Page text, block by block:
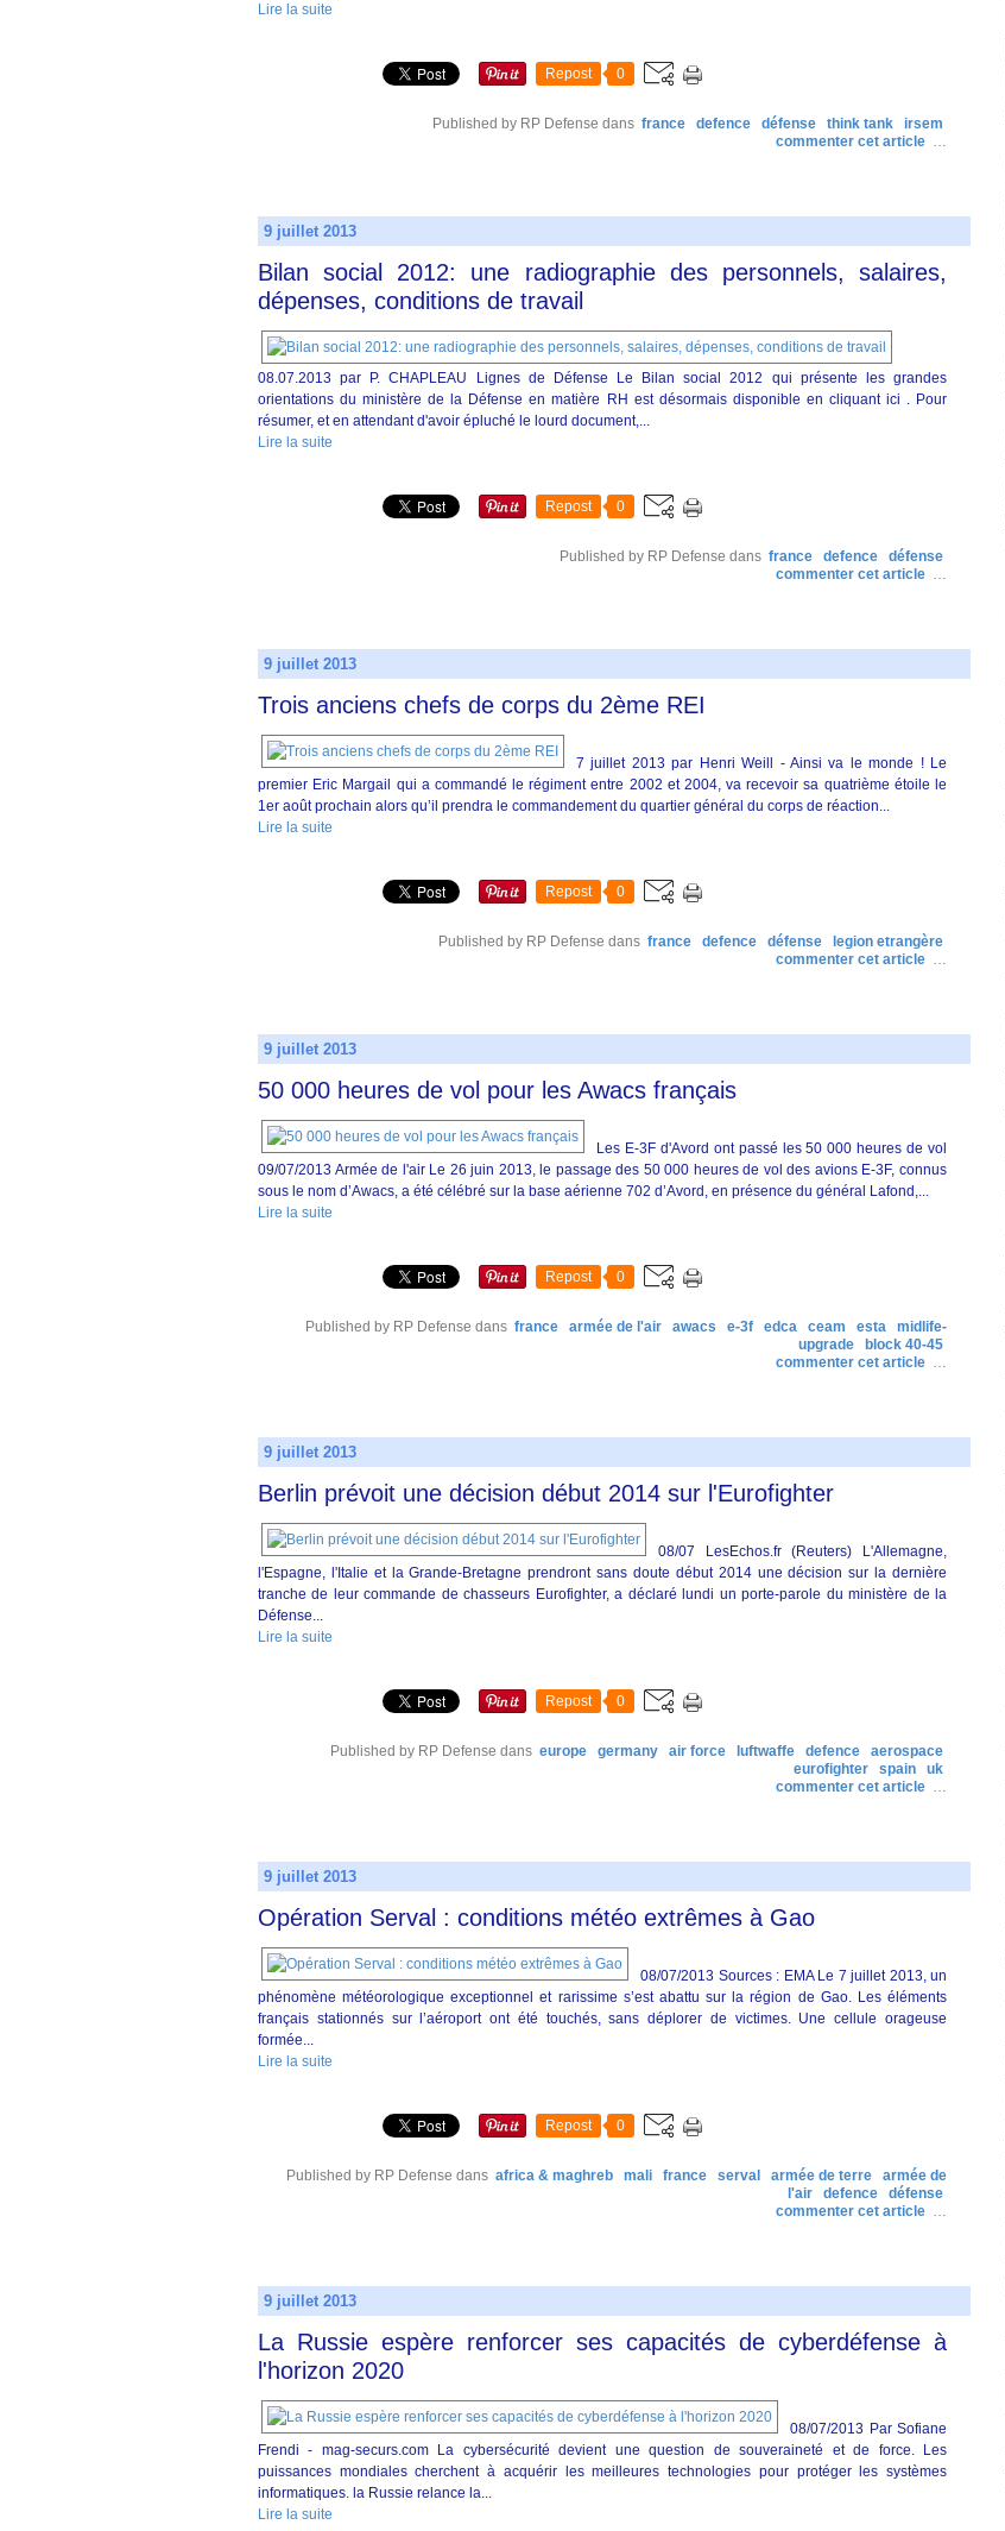
Lire la suite
Repost 0
Published by RP Defense dans france defence défense think tank
irsem
commenter cet article …
9 juillet 2013
Bilan social 2012: une radiographie des personnels, salaires,
dépenses, conditions de travail
08.07.2013 par P. CHAPLEAU Lignes de Défense Le Bilan social 2012 qui présente les grandes
orientations du ministère de la Défense en matière RH est désormais disponible en cliquant ici . Pour
résumer, et en attendant d'avoir épluché le lourd document,...
Lire la suite
Repost 0
Published by RP Defense dans france defence
défense
commenter cet article …
9 juillet 2013
Trois anciens chefs de corps du 2ème REI
7 juillet 2013 par Henri Weill - Ainsi va le monde ! Le
premier Eric Margail qui a commandé le régiment entre 2002 et 2004, va recevoir sa quatrième étoile le
1er août prochain alors qu’il prendra le commandement du quartier général du corps de réaction...
Lire la suite
Repost 0
Published by RP Defense dans france defence défense
legion etrangère
commenter cet article …
9 juillet 2013
50 000 heures de vol pour les Awacs français
Les E-3F d'Avord ont passé les 50 000 heures de vol
09/07/2013 Armée de l'air Le 26 juin 2013, le passage des 50 000 heures de vol des avions E-3F, connus
sous le nom d’Awacs, a été célébré sur la base aérienne 702 d’Avord, en présence du général Lafond,...
Lire la suite
Repost 0
Published by RP Defense dans france armée de l'air awacs e-3f edca ceam esta
midlife-
upgrade
block 40-45
commenter cet article …
9 juillet 2013
Berlin prévoit une décision début 2014 sur l'Eurofighter
08/07 LesEchos.fr (Reuters) L'Allemagne,
l'Espagne, l'Italie et la Grande-Bretagne prendront sans doute début 2014 une décision sur la dernière
tranche de leur commande de chasseurs Eurofighter, a déclaré lundi un porte-parole du ministère de la
Défense...
Lire la suite
Repost 0
Published by RP Defense dans europe germany air force luftwaffe defence
aerospace
eurofighter
spain
uk
commenter cet article …
9 juillet 2013
Opération Serval : conditions météo extrêmes à Gao
08/07/2013 Sources : EMA Le 7 juillet 2013, un
phénomène météorologique exceptionnel et rarissime s’est abattu sur la région de Gao. Les éléments
français stationnés sur l’aéroport ont été touchés, sans déplorer de victimes. Une cellule orageuse
formée...
Lire la suite
Repost 0
Published by RP Defense dans africa & maghreb mali france serval armée de terre
armée de
l'air
defence
défense
commenter cet article …
9 juillet 2013
La Russie espère renforcer ses capacités de cyberdéfense à
l'horizon 2020
08/07/2013 Par Sofiane
Frendi - mag-securs.com La cybersécurité devient une question de souveraineté et de force. Les
puissances mondiales cherchent à acquérir les meilleures technologies pour protéger les systèmes
informatiques. la Russie relance la...
Lire la suite